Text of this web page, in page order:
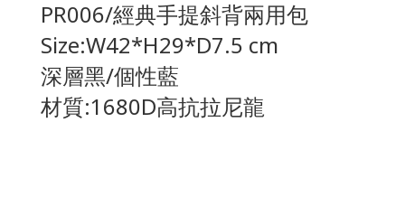
PR006/經典手提斜背兩用包
Size:W42*H29*D7.5 cm
深層黑/個性藍
材質:1680D高抗拉尼龍